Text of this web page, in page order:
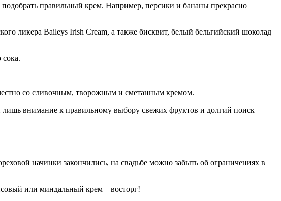
правильный крем. Например, персики и бананы прекрасно
ликера Baileys Irish Cream, а также бисквит, белый бельгийский шоколад
со сливочным, творожным и сметанным кремом.
внимание к правильному выбору свежих фруктов и долгий поиск
начинки закончились, на свадьбе можно забыть об ограничениях в
или миндальный крем – восторг!